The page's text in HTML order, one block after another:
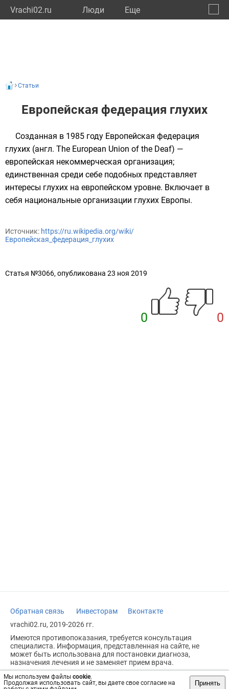
Vrachi02.ru Люди Eще
Мы используем файлы cookie.
Продолжая использовать сайт, вы даете свое согласие на
Принять
Статьи
Европейская федерация глухих
Созданная в 1985 году Европейская федерация
глухих (англ. The European Union of the Deaf) —
европейская некоммерческая организация;
единственная среди себе подобных представляет
интересы глухих на европейском уровне. Включает в
себя национальные организации глухих Европы.
Источник: https://ru.wikipedia.org/wiki/
Европейская_федерация_глухих
Статья №3066, опубликована 23 ноя 2019
0 0
Обратная связь Инвесторам
Вконтакте
vrachi02.ru, 2019-2026 гг.
Имеются противопоказания, требуется консультация
специалиста. Информация, представленная на сайте, не
может быть использована для постановки диагноза,
назначения лечения и не заменяет прием врача.
Возрастное ограничение: 18+